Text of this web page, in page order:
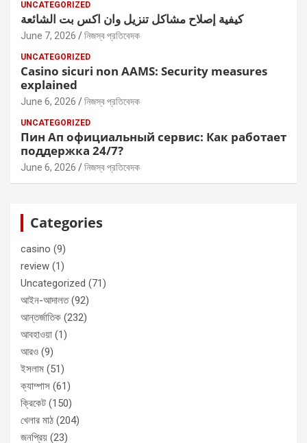
UNCATEGORIZED
كيفية إصلاح مشاكل تنزيل وان اكس بت الشائعة
June 7, 2026 নিজস্ব প্রতিবেদক
UNCATEGORIZED
Casino sicuri non AAMS: Security measures
explained
June 6, 2026 নিজস্ব প্রতিবেদক
UNCATEGORIZED
Пин Ап официальный сервис: Как работает
поддержка 24/7?
June 6, 2026 নিজস্ব প্রতিবেদক
Categories
casino (9)
review (1)
Uncategorized (71)
আইন-আদালত(92)
আন্তর্জাতিক (232)
আবহাওয়া (1)
আরও (9)
ইসলাম (51)
ক্যাম্পাস (61)
ক্রিকেট (150)
খেলার মাঠ (204)
জনপ্রিয় (23)